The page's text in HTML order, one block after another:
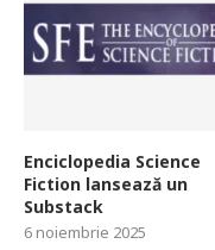
Enciclopedia Science
Fiction lansează un
Substack
6 noiembrie 2025